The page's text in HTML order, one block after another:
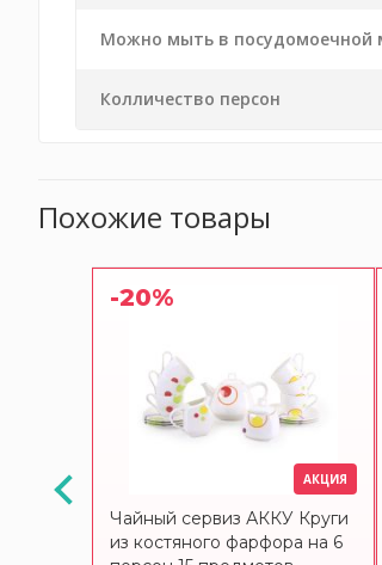
Можно мыть в посудомоечной
Колличество персон
Похожие товары
АКЦИЯ
-20%
АКЦИЯ
Чайный сервиз АККУ Круги
из костяного фарфора на 6